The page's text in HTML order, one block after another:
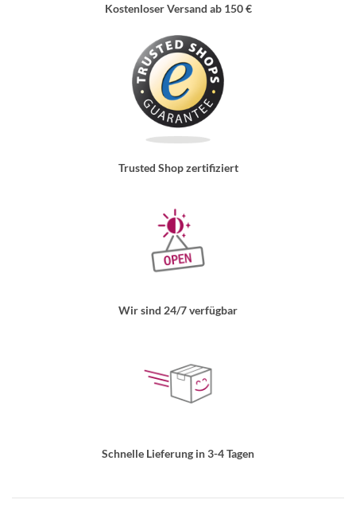
Kostenloser Versand ab 150 €
Trusted Shop zertifiziert
Wir sind 24/7 verfügbar
Schnelle Lieferung in 3-4 Tagen